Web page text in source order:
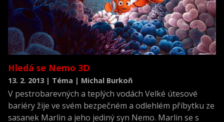
studia k takovému obratu, a jde vážně jenom o módní
trend?
Hledá se Nemo 3D
13. 2. 2013 | Téma | Michal Burkoň
V pestrobarevných a teplých vodách Velké útesové
bariéry žije ve svém bezpečném a odlehlém příbytku ze
sasanek Marlin a jeho jediný syn Nemo. Marlin se s